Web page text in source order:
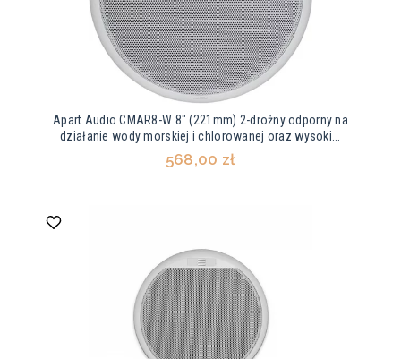
Apart Audio CMAR8-W 8" (221mm) 2-drożny odporny na
działanie wody morskiej i chlorowanej oraz wysoki...
568,00 zł